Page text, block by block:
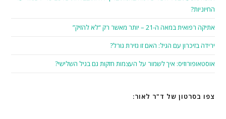
החיוניות?
אתיקה רפואית במאה ה-21 – יותר מאשר רק “לא להזיק”
ירידה בזיכרון עם הגיל: האם זו גזירת גורל?
אוסטאופורוזיס: איך לשמור על העצמות חזקות גם בגיל השלישי?
צפו בסרטון של ד"ר לאור: